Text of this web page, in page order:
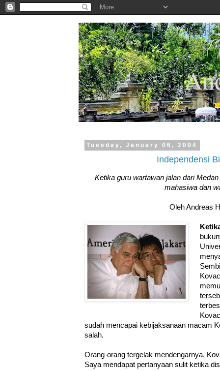
.
Tuesday, January 06, 2004
Independensi
Ketika guru wartawan jalan dari
mahasiwa dan
Oleh Andreas
sudah mencapai kebijaksanaan macam
salah.
Orang-orang tergelak mendengarnya.
Saya mendapat pertanyaan sulit ketika